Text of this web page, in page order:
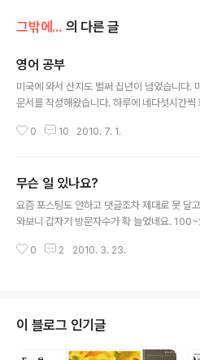
그밖에... 의 다른 글
영어 공부
미국에 와서 산지도 벌써 십년이 넘었습니다.
문서를 작성해왔습니다. 하루에 네다섯시간씩
다. 네이티브가 아닌 이상 유창할 필요 있나.
ㅡ) 같이 수업듣는 학생들도 많은 아이들이 궁
다. 그런데 학점 평균이 B+입니다. 190명중
수 있지만 성에 차질 않습니다. 무엇보다 제가
0 10 2010. 7. 1.
무슨 일 있나요?
요즘 포스팅도 안하고 댓글조차 제대로 못 달
와보니 갑자기 방문자수가 확 늘었네요.
이버랑 안 친한데요 ^^
0 2 2010. 3. 23.
이 블로그 인기글